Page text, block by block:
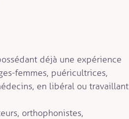
déjà une expérience
femmes, puéricultrices,
en libéral ou travaillant
orthophonistes,